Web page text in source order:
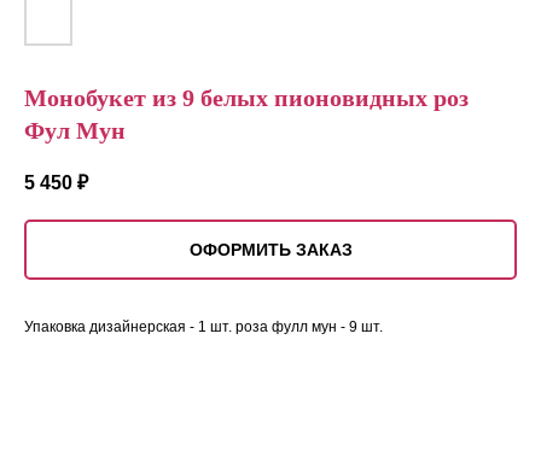
Монобукет из 9 белых пионовидных роз
Фул Мун
5 450 ₽
ОФОРМИТЬ ЗАКАЗ
Упаковка дизайнерская - 1 шт. роза фулл мун - 9 шт.